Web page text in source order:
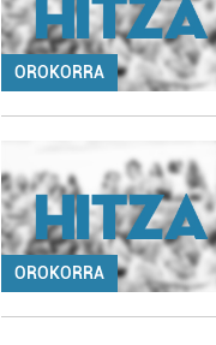
OROKORRA
OROKORRA